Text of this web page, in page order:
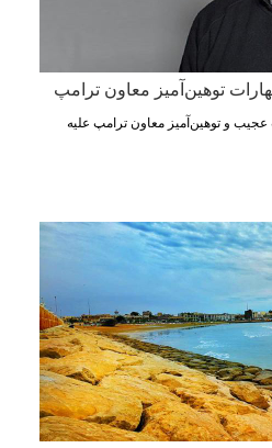
توهین‌آمیز معاون ترامپ
و توهین‌آمیز معاون ترامپ علیه